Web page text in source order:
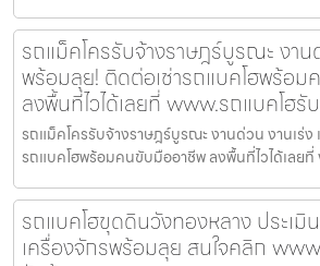
รถแม็คโครรับจ้างราษฎร์บูรณะ งาน
พร้อมลุย! ติดต่อเช่ารถแบคโฮพร้อ
ลงพื้นที่ไวได้เลยที่ www.รถแบคโฮรั
รถแม็คโครรับจ้างราษฎร์บูรณะ งานด่วน งานเร่ง
รถแบคโฮพร้อมคนขับมืออาชีพ ลงพื้นที่ไวได้เลยที่
รถแบคโฮขุดดินวังทองหลาง ประเมิ
เครื่องจักรพร้อมลุย สนใจคลิก